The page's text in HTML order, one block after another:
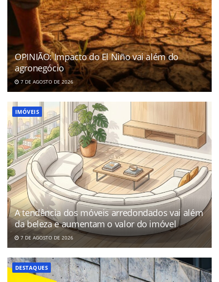
OPINIÃO: Impacto do El Niño vai além do
agronegócio
7 DE AGOSTO DE 2026
IMÓVEIS
A tendência dos móveis arredondados vai além
da beleza e aumentam o valor do imóvel
7 DE AGOSTO DE 2026
DESTAQUES